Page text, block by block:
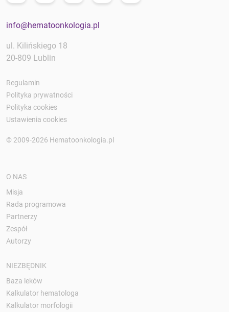
info@hematoonkologia.pl
ul. Kilińskiego 18
20-809 Lublin
Regulamin
Polityka prywatności
Polityka cookies
Ustawienia cookies
© 2009-2026 Hematoonkologia.pl
O NAS
Misja
Rada programowa
Partnerzy
Zespół
Autorzy
NIEZBĘDNIK
Baza leków
Kalkulator hematologa
Kalkulator morfologii